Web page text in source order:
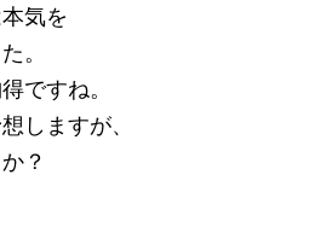
気を
。
ですね。
しますが、
？